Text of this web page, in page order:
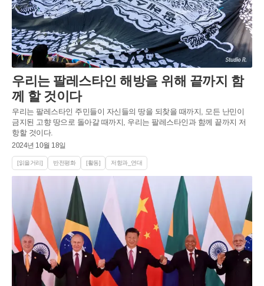
우리는 팔레스타인 해방을 위해 끝까지 함
께 할 것이다
우리는 팔레스타인 주민들이 자신들의 땅을 되찾을 때까지, 모든 난민이
금지된 고향 땅으로 돌아갈 때까지, 우리는 팔레스타인과 함께 끝까지 저
항할 것이다.
2024년 10월 18일
[읽을거리] 반전평화 [활동] 저항과_연대